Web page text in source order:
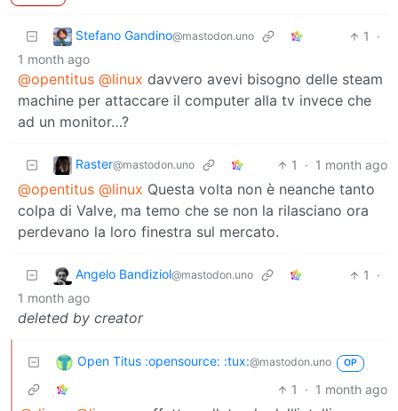
Stefano Gandino@mastodon.uno 1
·
1 month ago
@opentitus @linux davvero avevi bisogno delle steam
machine per attaccare il computer alla tv invece che
ad un monitor…?
Raster@mastodon.uno 1 · 1 month ago
@opentitus @linux Questa volta non è neanche tanto
colpa di Valve, ma temo che se non la rilasciano ora
perdevano la loro finestra sul mercato.
Angelo Bandiziol@mastodon.uno 1
·
1 month ago
deleted by creator
Open Titus :opensource: :tux:@mastodon.uno OP
1 · 1 month ago